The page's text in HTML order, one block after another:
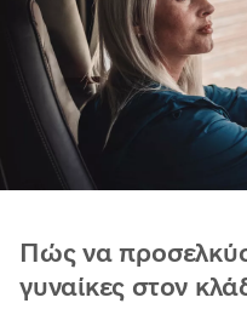
Πώς να
γυναίκες στον